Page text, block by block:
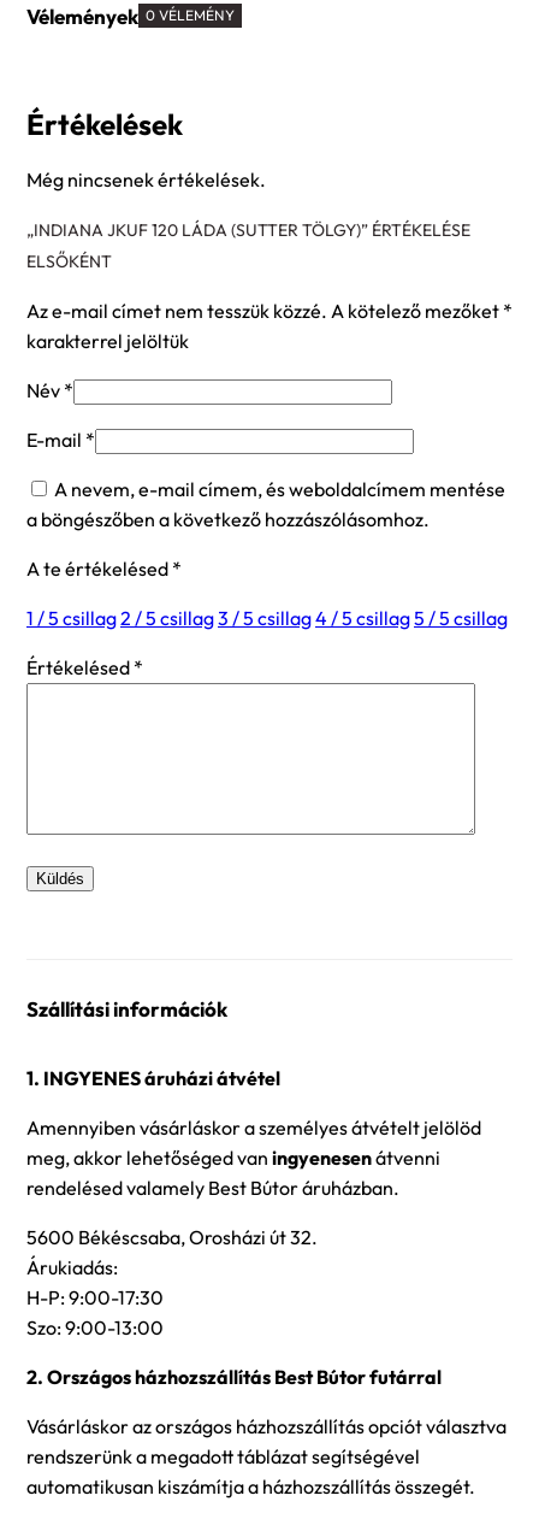
Vélemények 0 VÉLEMÉNY
Értékelések
Még nincsenek értékelések.
„INDIANA JKUF 120 LÁDA (SUTTER TÖLGY)” ÉRTÉKELÉSE
ELSŐKÉNT
Az e-mail címet nem tesszük közzé. A kötelező mezőket *
karakterrel jelöltük
Név *
E-mail *
A nevem, e-mail címem, és weboldalcímem mentése
a böngészőben a következő hozzászólásomhoz.
A te értékelésed *
1 / 5 csillag2 / 5 csillag3 / 5 csillag4 / 5 csillag5 / 5 csillag
Értékelésed *
Szállítási információk
1. INGYENES áruházi átvétel
Amennyiben vásárláskor a személyes átvételt jelölöd
meg, akkor lehetőséged van ingyenesenátvenni
rendelésed valamely Best Bútor áruházban.
5600 Békéscsaba, Orosházi út 32.
Árukiadás:
H-P: 9:00-17:30
Szo: 9:00-13:00
2. Országos házhozszállítás Best Bútor futárral
Vásárláskor az országos házhozszállítás opciót választva
rendszerünk a megadott táblázat segítségével
automatikusan kiszámítja a házhozszállítás összegét.